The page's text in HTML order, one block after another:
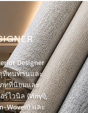
Designer
ที่ทนทานและ
ทที่นิยมและ
ร์ไวนิล (Vinyl),
Woven) และ